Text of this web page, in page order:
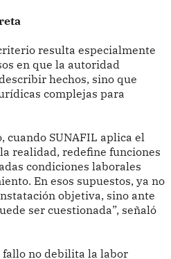
resulta especialmente
en que la autoridad
hechos, sino que
complejas para
cuando SUNAFIL aplica el
realidad, redefine funciones
condiciones laborales
En esos supuestos, ya no
objetiva, sino ante
ser cuestionada”, señaló
no debilita la labor